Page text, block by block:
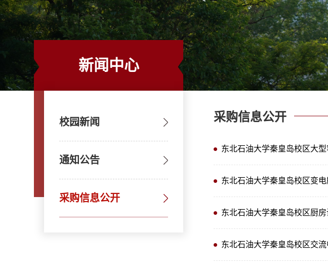
新闻中心
校园新闻
通知公告
采购信息公开
采购信息公开
东北石油大学秦皇岛校区大
东北石油大学秦皇岛校区变
东北石油大学秦皇岛校区厨
东北石油大学秦皇岛校区交